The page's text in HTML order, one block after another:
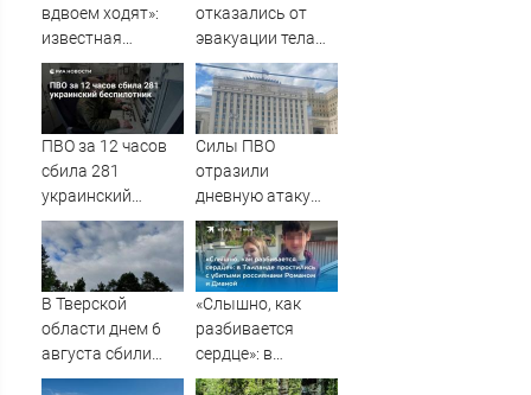
вдвоем ходят»:
известная
журналистка
подтвердила
роман
Бондарчука и
Исаковой
отказались от
эвакуации тела
Натальи
Наговицыной с
семитысячника
ПВО за 12 часов
сбила 281
украинский
беспилотник
Силы ПВО
отразили
дневную атаку
БПЛА на
Рязанскую
область
В Тверской
области днем 6
августа сбили
украинские БПЛА
«Слышно, как
разбивается
сердце»: в
Таиланде